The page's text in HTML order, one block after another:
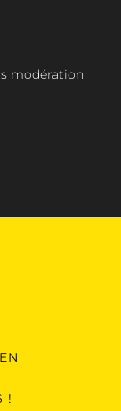
modération
!